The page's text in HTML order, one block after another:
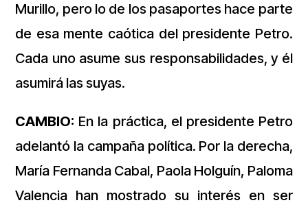
Murillo, pero lo de los pasaportes hace parte
de esa mente caótica del presidente Petro.
Cada uno asume sus responsabilidades, y él
asumirá las suyas.
CAMBIO: En la práctica, el presidente Petro
adelantó la campaña política. Por la derecha,
María Fernanda Cabal, Paola Holguín, Paloma
Valencia han mostrado su interés en ser